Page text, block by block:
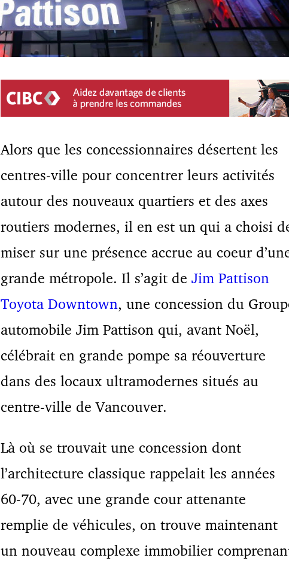
Alors que les concessionnaires désertent les
centres-ville pour concentrer leurs activités
autour des nouveaux quartiers et des axes
routiers modernes, il en est un qui a choisi
miser sur une présence accrue au coeur
grande métropole. Il s’agit de Jim Pattison
Toyota Downtown, une concession du
automobile Jim Pattison qui, avant Noël,
célébrait en grande pompe sa réouverture
dans des locaux ultramodernes situés au
centre-ville de Vancouver.
Là où se trouvait une concession dont
l’architecture classique rappelait les années
60-70, avec une grande cour attenante
remplie de véhicules, on trouve maintenant
un nouveau complexe immobilier